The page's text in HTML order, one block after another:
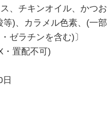
、チキンオイル、かつお
)、カラメル色素、(一部
ゼラチンを含む)〕
・置配不可)